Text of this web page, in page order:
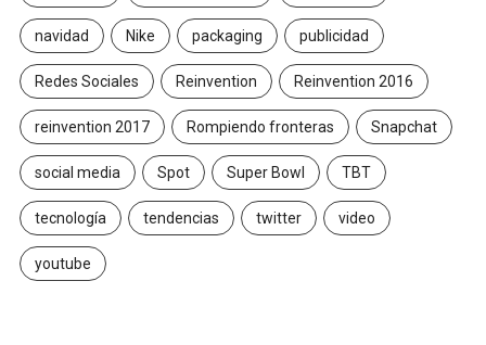
navidad Nike packaging publicidad
Redes Sociales Reinvention Reinvention 2016
reinvention 2017 Rompiendo fronteras Snapchat
social media Spot Super Bowl TBT
tecnología tendencias twitter video
youtube